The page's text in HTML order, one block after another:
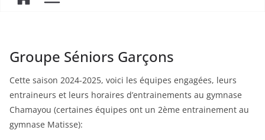
Groupe Séniors Garçons
Cette saison 2024-2025, voici les équipes engagées, leurs
entraineurs et leurs horaires d’entrainements au gymnase
Chamayou (certaines équipes ont un 2ème entrainement au
gymnase Matisse):